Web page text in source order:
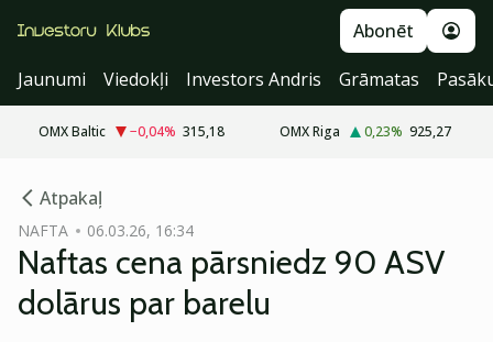
Abonēt
Jaunumi
Viedokļi Investors Andris Grāmatas
OMX Baltic −0,04% 315,18 OMX Riga 0,23% 925,27
Atpakaļ
NAFTA 06.03.26, 16:34
Naftas cena pārsniedz 90 ASV
dolārus par barelu